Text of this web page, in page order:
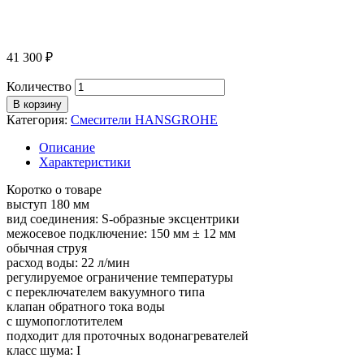
41 300 ₽
Количество
В корзину
Категория: Смесители HANSGROHE
Описание
Характеристики
Коротко о товаре
выступ 180 мм
вид соединения: S-образные эксцентрики
межосевое подключение: 150 мм ± 12 мм
обычная струя
расход воды: 22 л/мин
регулируемое ограничение температуры
с переключателем вакуумного типа
клапан обратного тока воды
с шумопоглотителем
подходит для проточных водонагревателей
класс шума: I